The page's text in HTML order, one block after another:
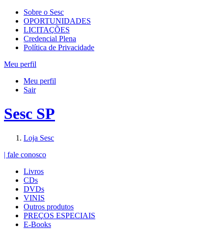
Sobre o Sesc
OPORTUNIDADES
LICITAÇÕES
Credencial Plena
Política de Privacidade
Meu perfil
Meu perfil
Sair
Sesc SP
Loja Sesc
| fale conosco
Livros
CDs
DVDs
VINIS
Outros produtos
PREÇOS ESPECIAIS
E-Books